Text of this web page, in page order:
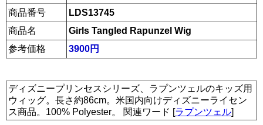
商品番号
LDS13745
商品名
Girls Tangled Rapunzel Wig
参考価格
3900円
ディズニープリンセスシリーズ、ラプンツェルのキッズ用
ウィッグ。長さ約86cm。米国内向けディズニーライセン
ス商品。100% Polyester。 関連ワード [ラプンツェル]